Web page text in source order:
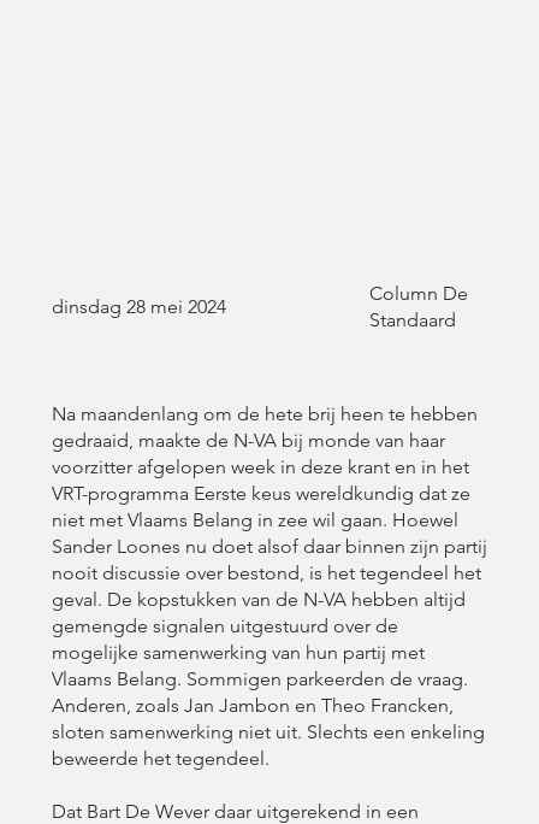
Na maandenlang om de hete brij heen te hebben
gedraaid, maakte de N-VA bij monde van haar
voorzitter afgelopen week in deze krant en in het
VRT-programma Eerste keus wereldkundig dat ze
niet met Vlaams Belang in zee wil gaan. Hoewel
Sander Loones nu doet alsof daar binnen zijn partij
nooit discussie over bestond, is het tegendeel het
geval. De kopstukken van de N-VA hebben altijd
gemengde signalen uitgestuurd over de
mogelijke samenwerking van hun partij met
Vlaams Belang. Sommigen parkeerden de vraag.
Anderen, zoals Jan Jambon en Theo Francken,
sloten samenwerking niet uit. Slechts een enkeling
beweerde het tegendeel.
Dat Bart De Wever daar uitgerekend in een
dinsdag 28 mei 2024
Column De
Standaard